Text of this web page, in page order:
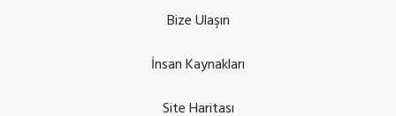
Bize Ulaşın
İnsan Kaynakları
Site Haritası